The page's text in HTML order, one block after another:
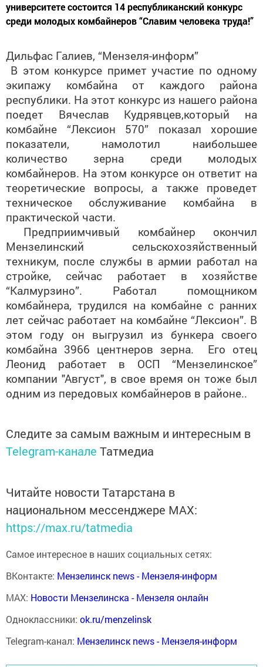
университете состоится 14 республиканский конкурс
среди молодых комбайнеров “Славим человека труда!”
Дильфас Галиев, “Мензеля-информ”
В этом конкурсе примет участие по одному
экипажу комбайна от каждого района
республики. На этот конкурс из нашего района
поедет Вячеслав Кудрявцев,который на
комбайне “Лексион 570” показал хорошие
показатели, намолотил наибольшее
количество зерна среди молодых
комбайнеров. На этом конкурсе он ответит на
теоретические вопросы, а также проведет
техническое обслуживание комбайна в
практической части.
Предприимчивый комбайнер окончил
Мензелинский сельскохозяйственный
техникум, после службы в армии работал на
стройке, сейчас работает в хозяйстве
“Калмурзино”. Работал помощником
комбайнера, трудился на комбайне с ранних
лет сейчас работает на комбайне “Лексион”. В
этом году он выгрузил из бункера своего
комбайна 3966 центнеров зерна. Его отец
Леонид работает в ОСП “Мензелинское”
компании "Август", в свое время он тоже был
одним из передовых комбайнеров в районе..
Следите за самым важным и интересным в
Telegram-канале Татмедиа
Читайте новости Татарстана в
национальном мессенджере MАХ:
https://max.ru/tatmedia
Самое интересное в наших социальных сетях:
ВКонтакте: Мензелинск news - Мензеля-информ
MAX: Новости Мензелинска - Мензеля онлайн
Одноклассники: ok.ru/menzelinsk
Telegram-канал: Мензелинск news - Мензеля-информ